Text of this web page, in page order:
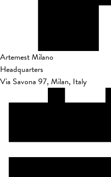
Artemest Milano
Headquarters
Via Savona 97, Milan, Italy